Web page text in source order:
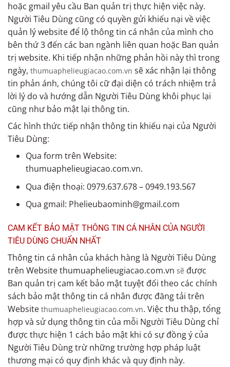
hoặc gmail yêu cầu Ban quản trị thực hiện việc này.
Người Tiêu Dùng cũng có quyền gửi khiếu nại về việc
quản lý website để lộ thông tin cá nhân của mình cho
bên thứ 3 đến các ban ngành liên quan hoặc Ban quản
trị website. Khi tiếp nhận những phản hồi này thì trong
ngày, thumuaphelieugiacao.com.vn sẽ xác nhận lại thông
tin phản ánh, chúng tôi cữ đại diện có trách nhiệm trả
lời lý do và hướng dẫn Người Tiêu Dùng khôi phục lại
cũng như bảo mật lại thông tin.
Các hình thức tiếp nhận thông tin khiếu nại của Người
Tiêu Dùng:
Qua form trên Website:
thumuaphelieugiacao.com.vn.
Qua điện thoại: 0979.637.678 – 0949.193.567
Qua gmail: Phelieubaominh@gmail.com
CAM KẾT BẢO MẬT THÔNG TIN CÁ NHÂN CỦA NGƯỜI
TIÊU DÙNG CHUẨN NHẤT
Thông tin cá nhân của khách hàng là Người Tiêu Dùng
trên Website thumuaphelieugiacao.com.vn sẽ được
Ban quản trị cam kết bảo mật tuyệt đối theo các chính
sách bảo mật thông tin cá nhân được đăng tải trên
Website thumuaphelieugiacao.com.vn. Việc thu thập, tổng
hợp và sử dụng thông tin của mỗi Người Tiêu Dùng chỉ
được thực hiện 1 cách bảo mật khi có sự đồng ý của
Người Tiêu Dùng trừ những trường hợp pháp luật
thương mại có quy định khác và quy định này.